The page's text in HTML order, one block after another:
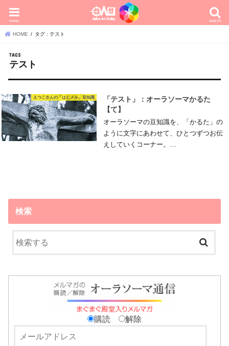
search
menu
HOME タグ : テスト
テスト
えつこさんの「はじメル」豆知識
「テスト」：オーラソーマかるた
【て】
オーラソーマの豆知識を、「かるた」の
ように文字にあわせて、ひとつずつお伝
えしていくコーナー。…
検索
購読 解除